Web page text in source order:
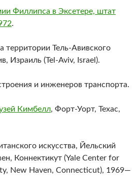
Филлипса в Эксетере, штат
.
территории Тель-Авивского
Израиль (Tel-Aviv, Israel).
и инженеров транспорта.
Кимбелл, Форт-Уорт, Техас,
искусства, Йельский
Коннектикут (Yale Center for
New Haven, Connecticut), 1969—